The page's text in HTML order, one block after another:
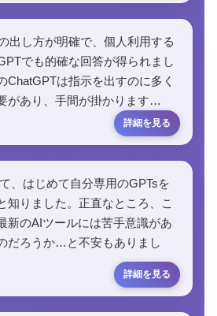
出し方が明確で、個人利用する
でも的確な回答が得られまし
ChatGPTは指示を出すのに多く
があり、手間が掛かります…
、はじめて自分専用のGPTsを
知りました。正直なところ、こ
新のAIツールには苦手意識があ
だろうか…と不安もありまし